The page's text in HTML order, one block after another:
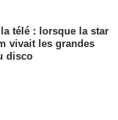
télé : lorsque la star
vivait les grandes
disco